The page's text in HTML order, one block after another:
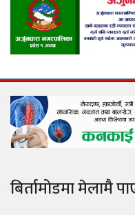
बिर्तामोडमा मेलामै